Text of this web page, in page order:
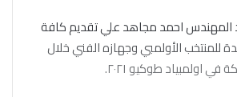
المهندس احمد مجاهد علي تقديم كافة
للمنتخب الأولمبي وجهازه الفني خلال
في اولمبياد طوكيو ٢٠٢١.